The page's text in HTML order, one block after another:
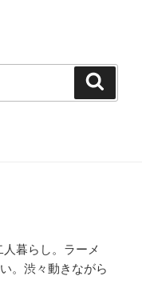
暮らし。ラーメ
。渋々動きながら